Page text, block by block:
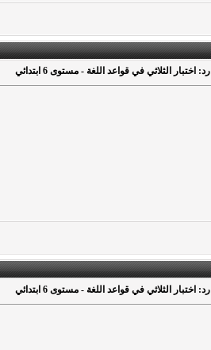
رد: اختبار الثلاثي في قواعد اللغة - مستوى 6 ابتدائي
رد: اختبار الثلاثي في قواعد اللغة - مستوى 6 ابتدائي